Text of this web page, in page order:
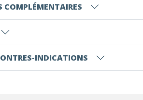
INDICATIONS